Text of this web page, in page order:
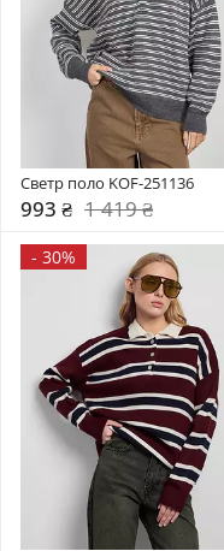
Светр поло KOF-251136
993 ₴ 1 419 ₴
- 30%